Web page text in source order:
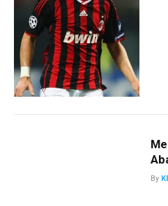
By